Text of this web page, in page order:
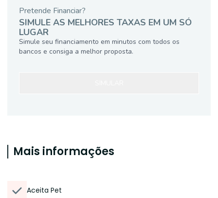
Pretende Financiar?
SIMULE AS MELHORES TAXAS EM UM SÓ
LUGAR
Simule seu financiamento em minutos com todos os
bancos e consiga a melhor proposta.
Mais informações
Aceita Pet